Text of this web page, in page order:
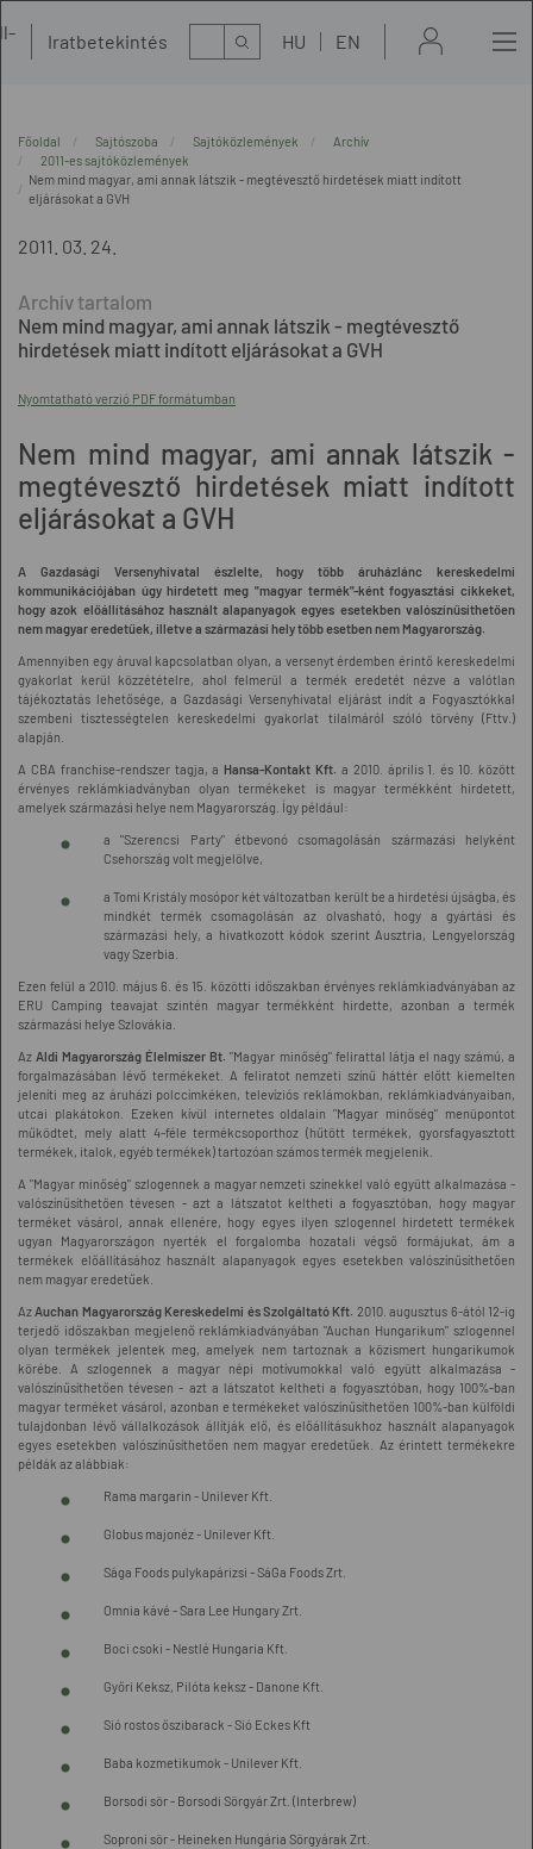
Iratbetekintés Kereső HU EN
Főoldal Sajtószoba Sajtóközlemények
Archív
2011-es sajtóközlemények
Nem mind magyar, ami annak látszik - megtévesztő hirdetések miatt indított
eljárásokat a GVH
2011. 03. 24.
Nem mind magyar, ami annak látszik - megtévesztő
hirdetések miatt indított eljárásokat a GVH
Nyomtatható verzió PDF formátumban
Nem mind magyar, ami annak látszik -
megtévesztő hirdetések miatt indított
eljárásokat a GVH
A Gazdasági Versenyhivatal észlelte, hogy több áruházlánc kereskedelmi
kommunikációjában úgy hirdetett meg "magyar termék"-ként fogyasztási cikkeket,
hogy azok előállításához használt alapanyagok egyes esetekben valószínűsíthetően
nem magyar eredetűek, illetve a származási hely több esetben nem Magyarország.
Amennyiben egy áruval kapcsolatban olyan, a versenyt érdemben érintő kereskedelmi
gyakorlat kerül közzétételre, ahol felmerül a termék eredetét nézve a valótlan
tájékoztatás lehetősége, a Gazdasági Versenyhivatal eljárást indít a Fogyasztókkal
szembeni tisztességtelen kereskedelmi gyakorlat tilalmáról szóló törvény (Fttv.)
alapján.
A CBA franchise-rendszer tagja, a Hansa-Kontakt Kft. a 2010. április 1. és 10. között
érvényes reklámkiadványban olyan termékeket is magyar termékként hirdetett,
amelyek származási helye nem Magyarország. Így például:
a "Szerencsi Party" étbevonó csomagolásán származási helyként
Csehország volt megjelölve,
a Tomi Kristály mosópor két változatban került be a hirdetési újságba, és
mindkét termék csomagolásán az olvasható, hogy a gyártási és
származási hely, a hivatkozott kódok szerint Ausztria, Lengyelország
vagy Szerbia.
Ezen felül a 2010. május 6. és 15. közötti időszakban érvényes reklámkiadványában az
ERU Camping teavajat szintén magyar termékként hirdette, azonban a termék
származási helye Szlovákia.
AzAldi Magyarország Élelmiszer Bt. "Magyar minőség" felirattal látja el nagy számú, a
forgalmazásában lévő termékeket. A feliratot nemzeti színű háttér előtt kiemelten
jeleníti meg az áruházi polccímkéken, televíziós reklámokban, reklámkiadványaiban,
utcai plakátokon. Ezeken kívül internetes oldalain "Magyar minőség" menüpontot
működtet, mely alatt 4-féle termékcsoporthoz (hűtött termékek, gyorsfagyasztott
termékek, italok, egyéb termékek) tartozóan számos termék megjelenik.
A "Magyar minőség" szlogennek a magyar nemzeti színekkel való együtt alkalmazása -
valószínűsíthetően tévesen - azt a látszatot keltheti a fogyasztóban, hogy magyar
terméket vásárol, annak ellenére, hogy egyes ilyen szlogennel hirdetett termékek
ugyan Magyarországon nyerték el forgalomba hozatali végső formájukat, ám a
termékek előállításához használt alapanyagok egyes esetekben valószínűsíthetően
nem magyar eredetűek.
AzAuchan Magyarország Kereskedelmi és Szolgáltató Kft. 2010. augusztus 6-ától 12-ig
terjedő időszakban megjelenő reklámkiadványában "Auchan Hungarikum" szlogennel
olyan termékek jelentek meg, amelyek nem tartoznak a közismert hungarikumok
körébe. A szlogennek a magyar népi motívumokkal való együtt alkalmazása -
valószínűsíthetően tévesen - azt a látszatot keltheti a fogyasztóban, hogy 100%-ban
magyar terméket vásárol, azonban e termékeket valószínűsíthetően 100%-ban külföldi
tulajdonban lévő vállalkozások állítják elő, és előállításukhoz használt alapanyagok
egyes esetekben valószínűsíthetően nem magyar eredetűek. Az érintett termékekre
példák az alábbiak:
Rama margarin - Unilever Kft.
Globus majonéz - Unilever Kft.
Sága Foods pulykapárizsi - SáGa Foods Zrt.
Omnia kávé - Sara Lee Hungary Zrt.
Boci csoki - Nestlé Hungaria Kft.
Győri Keksz, Pilóta keksz - Danone Kft.
Sió rostos őszibarack - Sió Eckes Kft
Baba kozmetikumok - Unilever Kft.
Borsodi sör - Borsodi Sörgyár Zrt. (Interbrew)
Soproni sör - Heineken Hungária Sörgyárak Zrt.